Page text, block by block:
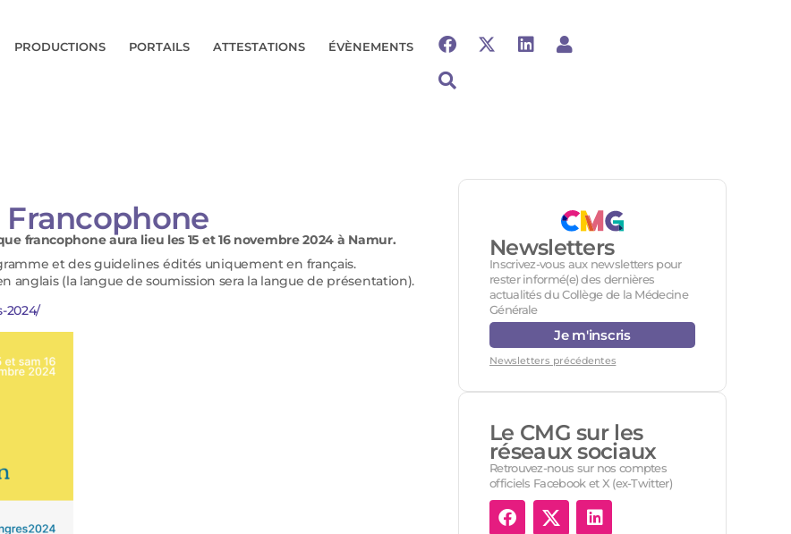
PRODUCTIONS PORTAILS ATTESTATIONS ÉVÈNEMENTS
Francophone
francophone aura lieu les 15 et 16 novembre 2024 à Namur.
et des guidelines édités uniquement en français.
anglais (la langue de soumission sera la langue de présentation).
2024/
Newsletters
Inscrivez-vous aux newsletters pour
rester informé(e) des dernières
actualités du Collège de la Médecine
Générale
Je m'inscris
Newsletters précédentes
Le CMG sur les
réseaux sociaux
Retrouvez-nous sur nos comptes
officiels Facebook et X (ex-Twitter)